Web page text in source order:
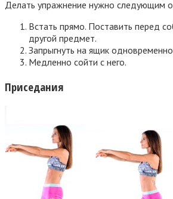
Делать упражнение нужно следующим
Встать прямо. Поставить перед
другой предмет.
Запрыгнуть на ящик
Медленно сойти с него.
Приседания